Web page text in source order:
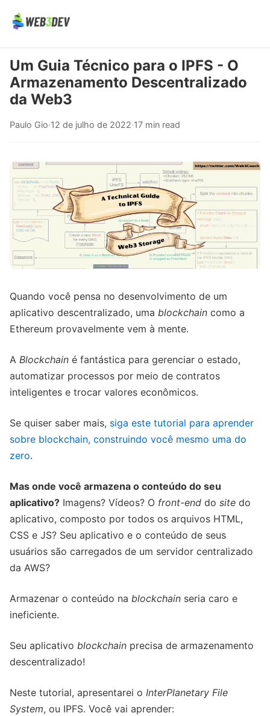
Um Guia Técnico para o IPFS - O
Armazenamento Descentralizado
da Web3
Paulo Gio·12 de julho de 2022·17 min read
Quando você pensa no desenvolvimento de um
aplicativo descentralizado, uma blockchain como a
Ethereum provavelmente vem à mente.
A Blockchain é fantástica para gerenciar o estado,
automatizar processos por meio de contratos
inteligentes e trocar valores econômicos.
Se quiser saber mais, siga este tutorial para aprender
sobre blockchain, construindo você mesmo uma do
zero.
Mas onde você armazena o conteúdo do seu
aplicativo? Imagens? Vídeos? O front-end do site do
aplicativo, composto por todos os arquivos HTML,
CSS e JS? Seu aplicativo e o conteúdo de seus
usuários são carregados de um servidor centralizado
da AWS?
Armazenar o conteúdo na blockchain seria caro e
ineficiente.
Seu aplicativo blockchain precisa de armazenamento
descentralizado!
Neste tutorial, apresentarei o InterPlanetary File
System, ou IPFS. Você vai aprender: